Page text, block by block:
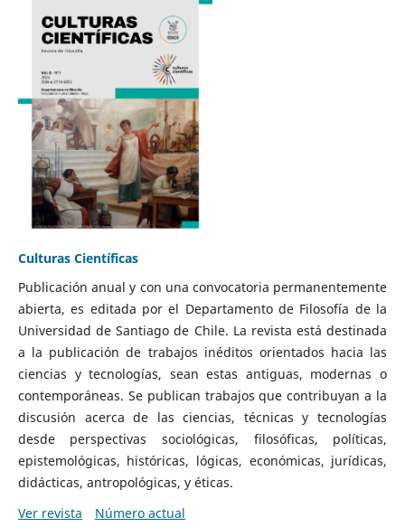
Culturas Científicas
Publicación anual y con una convocatoria permanentemente
abierta, es editada por el Departamento de Filosofía de la
Universidad de Santiago de Chile. La revista está destinada
a la publicación de trabajos inéditos orientados hacia las
ciencias y tecnologías, sean estas antiguas, modernas o
contemporáneas. Se publican trabajos que contribuyan a la
discusión acerca de las ciencias, técnicas y tecnologías
desde perspectivas sociológicas, filosóficas, políticas,
epistemológicas, históricas, lógicas, económicas, jurídicas,
didácticas, antropológicas, y éticas.
Ver revista
Número actual